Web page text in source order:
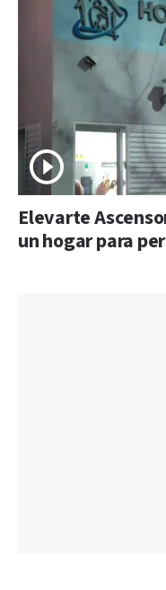
Elevarte
un hogar para